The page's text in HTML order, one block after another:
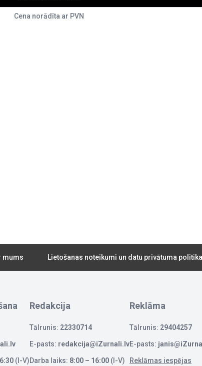
Cena norādīta ar PVN
mums Lietošanas noteikumi un datu privātuma politika
(I-V)
Redakcija
Tālrunis: 22330714
E-pasts: redakcija@iZurnali.lv
Darba laiks: 8:00 – 16:00 (I-V)
Reklāma
Tālrunis: 29404257
E-pasts:
Reklāmas iespējas